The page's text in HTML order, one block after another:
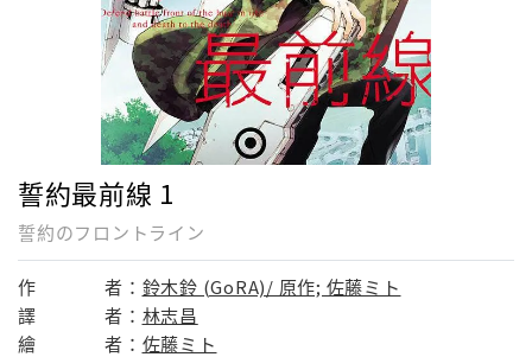
誓約最前線 1
誓約のフロントライン
作 者： 鈴木鈴 (GoRA)/ 原作; 佐藤ミト
譯
者： 林志昌
繪
者： 佐藤ミト